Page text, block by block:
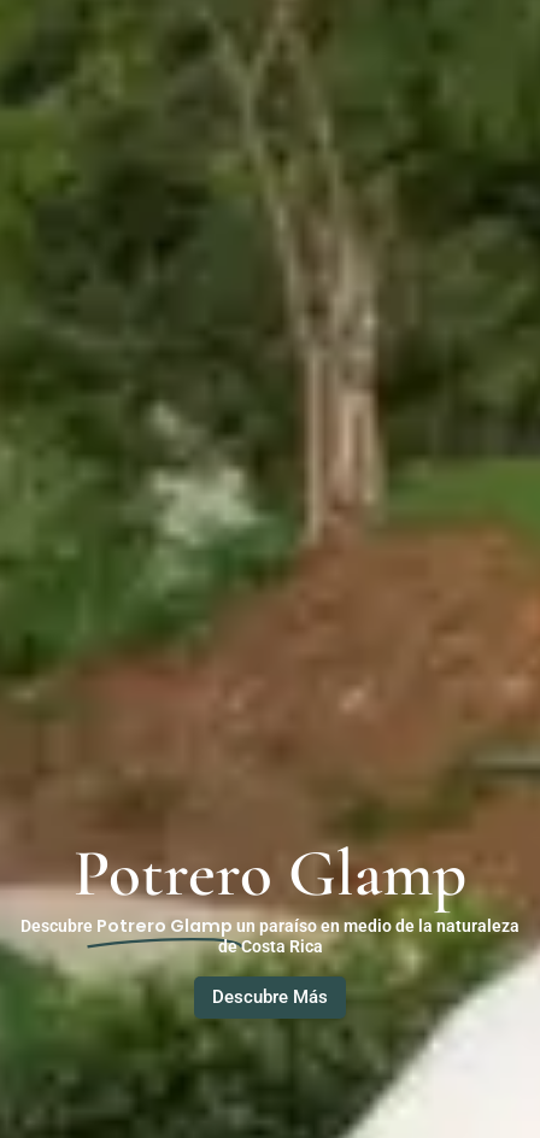
Potrero Glamp
Descubre Potrero Glamp un paraíso en medio de la naturaleza
de Costa Rica
Descubre Más